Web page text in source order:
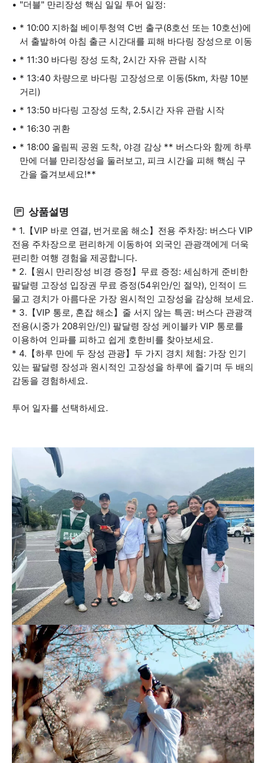
"더블" 만리장성 핵심 일일 투어 일정:
* 10:00 지하철 베이투청역 C번 출구(8호선 또는 10호선)에
서 출발하여 아침 출근 시간대를 피해 바다링 장성으로 이동
* 11:30 바다링 장성 도착, 2시간 자유 관람 시작
* 13:40 차량으로 바다링 고장성으로 이동(5km, 차량 10분
거리)
* 13:50 바다링 고장성 도착, 2.5시간 자유 관람 시작
* 16:30 귀환
* 18:00 올림픽 공원 도착, 야경 감상 ** 버스다와 함께 하루
만에 더블 만리장성을 둘러보고, 피크 시간을 피해 핵심 구
간을 즐겨보세요!**
상품설명
* 1.【VIP 바로 연결, 번거로움 해소】전용 주차장: 버스다 VIP
전용 주차장으로 편리하게 이동하여 외국인 관광객에게 더욱
편리한 여행 경험을 제공합니다.
* 2.【원시 만리장성 비경 증정】무료 증정: 세심하게 준비한
팔달령 고장성 입장권 무료 증정(54위안/인 절약), 인적이 드
물고 경치가 아름다운 가장 원시적인 고장성을 감상해 보세요.
* 3.【VIP 통로, 혼잡 해소】줄 서지 않는 특권: 버스다 관광객
전용(시중가 208위안/인) 팔달령 장성 케이블카 VIP 통로를
이용하여 인파를 피하고 쉽게 호한비를 찾아보세요.
* 4.【하루 만에 두 장성 관광】두 가지 경치 체험: 가장 인기
있는 팔달령 장성과 원시적인 고장성을 하루에 즐기며 두 배의
감동을 경험하세요.
투어 일자를 선택하세요.